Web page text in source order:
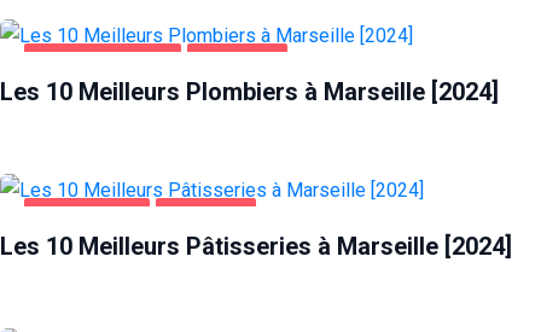
MAISON ET JARDIN MARSEILLE
Les 10 Meilleurs Plombiers à Marseille [2024]
ALIMENTATION MARSEILLE
Les 10 Meilleurs Pâtisseries à Marseille [2024]